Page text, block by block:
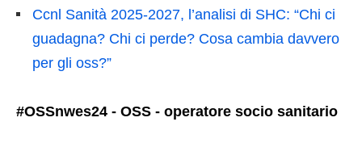
Ccnl Sanità 2025-2027, l’analisi di SHC: “Chi ci
guadagna? Chi ci perde? Cosa cambia davvero
per gli oss?”
#OSSnwes24 - OSS - operatore socio sanitario